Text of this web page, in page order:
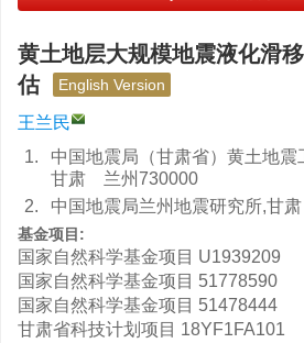
黄土地层大规模地震液化滑
估
English Version
王兰民
1.
中国地震局（甘肃省）黄土地震
甘肃 兰州730000
2.
中国地震局兰州地震研究所,甘
基金项目:
国家自然科学基金项目 U1939209
国家自然科学基金项目 51778590
国家自然科学基金项目 51478444
甘肃省科技计划项目 18YF1FA101